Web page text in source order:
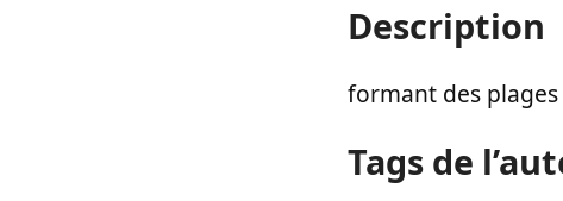
Description
formant des plages
Tags de